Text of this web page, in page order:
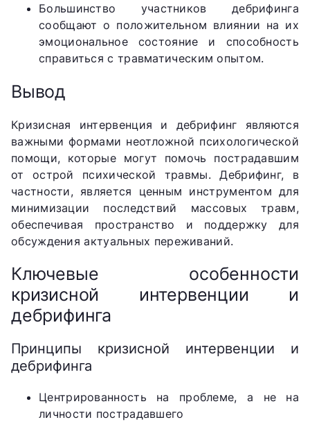
Большинство участников дебрифинга
сообщают о положительном влиянии на их
эмоциональное состояние и способность
справиться с травматическим опытом.
Вывод
Кризисная интервенция и дебрифинг являются
важными формами неотложной психологической
помощи, которые могут помочь пострадавшим
от острой психической травмы. Дебрифинг, в
частности, является ценным инструментом для
минимизации последствий массовых травм,
обеспечивая пространство и поддержку для
обсуждения актуальных переживаний.
Ключевые особенности
кризисной интервенции и
дебрифинга
Принципы кризисной интервенции и
дебрифинга
Центрированность на проблеме, а не на
личности пострадавшего